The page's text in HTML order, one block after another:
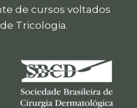
de cursos voltados
Tricologia.